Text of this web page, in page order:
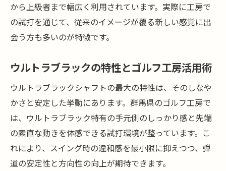
から上級者まで幅広く利用されています。実際に工房で
の試打を通じて、従来のイメージが覆る新しい感覚に出
会う方も多いのが特徴です。
ウルトラブラックの特性とゴルフ工房活用術
ウルトラブラックシャフトの最大の特性は、そのしなや
かさと安定した挙動にあります。群馬県のゴルフ工房で
は、ウルトラブラック特有の手元側のしっかり感と先端
の素直な動きを体感できる試打環境が整っています。こ
れにより、スイング時の違和感を最小限に抑えつつ、弾
道の安定性と方向性の向上が期待できます。